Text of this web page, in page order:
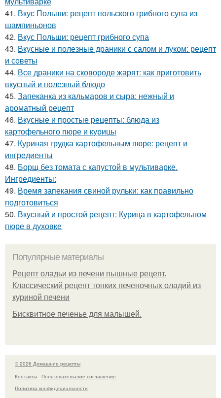
41. Вкус Польши: рецепт польского грибного супа из
шампиньонов
42. Вкус Польши: рецепт грибного супа
43. Вкусные и полезные драники с салом и луком: рецепт
и советы
44. Все драники на сковороде жарят: как приготовить
вкусный и полезный блюдо
45. Запеканка из кальмаров и сыра: нежный и
ароматный рецепт
46. Вкусные и простые рецепты: блюда из
картофельного пюре и курицы
47. Куриная грудка картофельным пюре: рецепт и
ингредиенты
48. Борщ без томата с капустой в мультиварке.
Ингредиенты:
49. Время запекания свиной рульки: как правильно
подготовиться
50. Вкусный и простой рецепт: Курица в картофельном
пюре в духовке
Популярные материалы
Рецепт оладьи из печени пышные рецепт.
Классический рецепт тонких печеночных оладий из
куриной печени
Бисквитное печенье для малышей.
© 2026 Домашние рецепты
Контакты
Пользовательское соглашение
Политика конфидециальности